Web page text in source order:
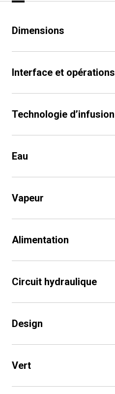
Dimensions
Interface et opérations
Technologie d’infusion
Eau
Vapeur
Alimentation
Circuit hydraulique
Design
Vert